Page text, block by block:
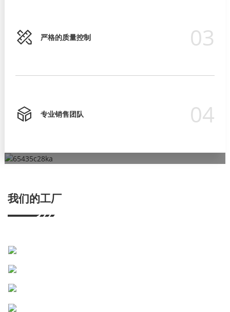
严格的质量控制 03
专业销售团队 04
严格的质量控制
专业销售团队
我们的工厂